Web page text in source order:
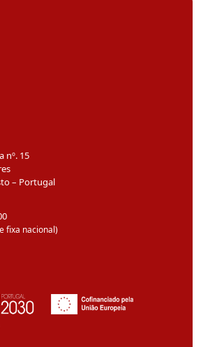
nº. 15
– Portugal
fixa nacional)